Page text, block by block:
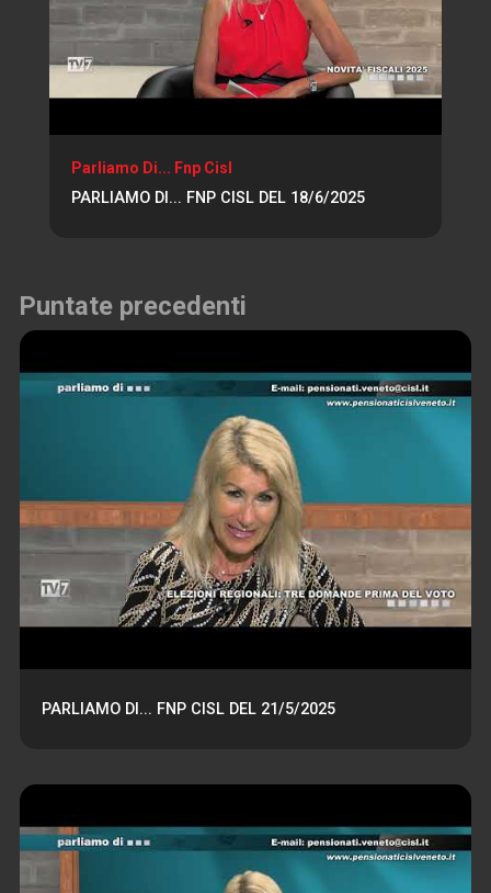
Parliamo Di... Fnp Cisl
PARLIAMO DI... FNP CISL DEL 18/6/2025
Puntate precedenti
PARLIAMO DI... FNP CISL DEL 21/5/2025